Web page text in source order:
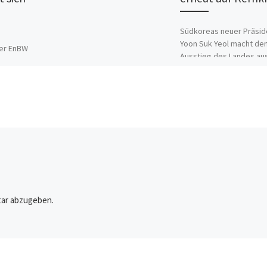
EnBW
Südkoreas neuer
Yoon Suk Yeol macht den
Ausstieg des Landes
abzugeben.